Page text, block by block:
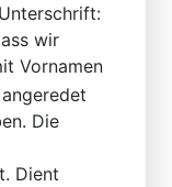
wir
Vornamen
Die
Dient